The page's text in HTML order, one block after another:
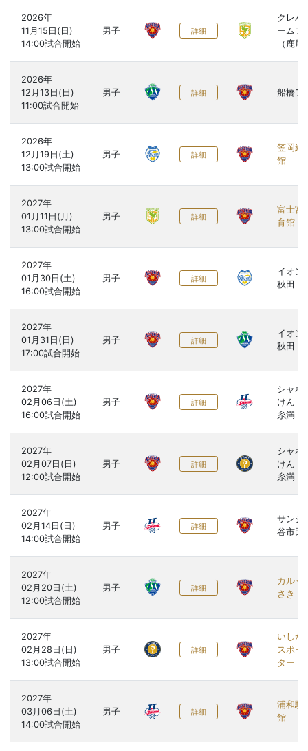
2026年
11月15日(日)
男子 詳細
クレバ
ームア
（鹿屋
2026年
12月13日(日)
男子 詳細 船橋ア
2026年
12月19日(土)
男子 詳細
笠岡総
館
2027年
01月11日(月)
男子 詳細
富士宮
育館
2027年
01月30日(土)
男子 詳細
イオン
秋田
2027年
01月31日(日)
男子 詳細
イオン
秋田
2027年
02月06日(土)
男子 詳細
シャボ
けん
糸満
2027年
02月07日(日)
男子 詳細
シャボ
けん
糸満
2027年
02月14日(日)
男子 詳細
サンシ
谷市民
2027年
02月20日(土)
男子 詳細
カルッ
さき
2027年
02月28日(日)
男子 詳細
いしか
スポー
ター
2027年
03月06日(土)
男子 詳細
浦和駒
館